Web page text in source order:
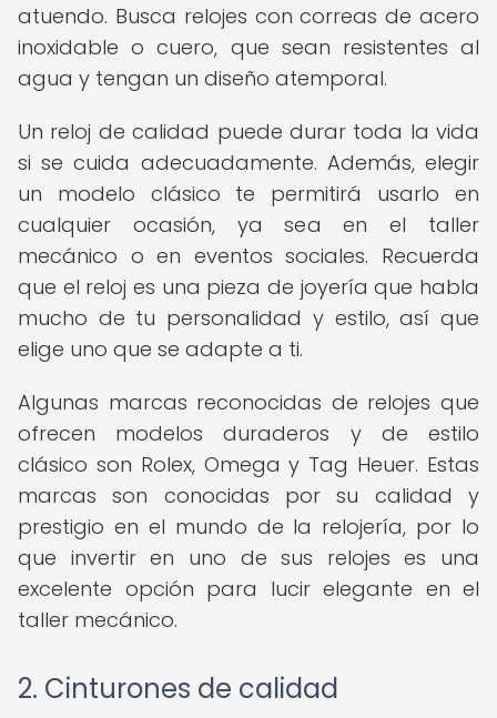
atuendo. Busca relojes con correas de acero
inoxidable o cuero, que sean resistentes al
agua y tengan un diseño atemporal.
Un reloj de calidad puede durar toda la vida
si se cuida adecuadamente. Además, elegir
un modelo clásico te permitirá usarlo en
cualquier ocasión, ya sea en el taller
mecánico o en eventos sociales. Recuerda
que el reloj es una pieza de joyería que habla
mucho de tu personalidad y estilo, así que
elige uno que se adapte a ti.
Algunas marcas reconocidas de relojes que
ofrecen modelos duraderos y de estilo
clásico son Rolex, Omega y Tag Heuer. Estas
marcas son conocidas por su calidad y
prestigio en el mundo de la relojería, por lo
que invertir en uno de sus relojes es una
excelente opción para lucir elegante en el
taller mecánico.
2. Cinturones de calidad